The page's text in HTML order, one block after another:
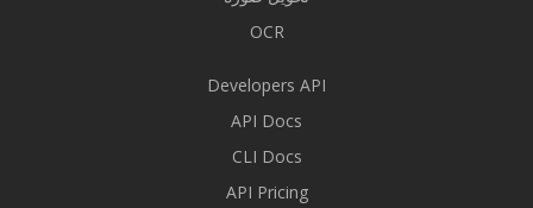
OCR
Developers API
API Docs
CLI Docs
API Pricing